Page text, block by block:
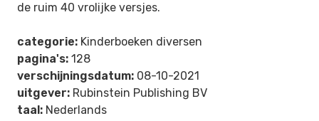
de ruim 40 vrolijke versjes.
categorie: Kinderboeken diversen
pagina's: 128
verschijningsdatum: 08-10-2021
uitgever: Rubinstein Publishing BV
taal: Nederlands